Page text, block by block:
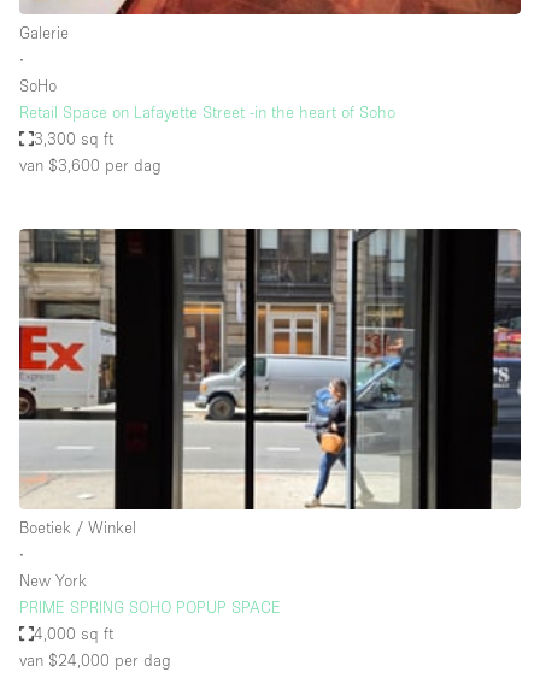
Atelier / Werkplaats
Boetiek / Winkel
Conferentieruimte
Container
Creatieve ruimte
Dak
Evenementruimte
Foto / Filmstudio
Galerie
Hal
Herenhuis / Huis
Kantoorruimte
Kraampje / Kiosk / Stalletje
Galerie
∙
SoHo
Retail Space on Lafayette Street -in the heart of Soho
3,300 sq ft
van $3,600 per dag
Boetiek / Winkel
∙
New York
PRIME SPRING SOHO POPUP SPACE
4,000 sq ft
van $24,000 per dag